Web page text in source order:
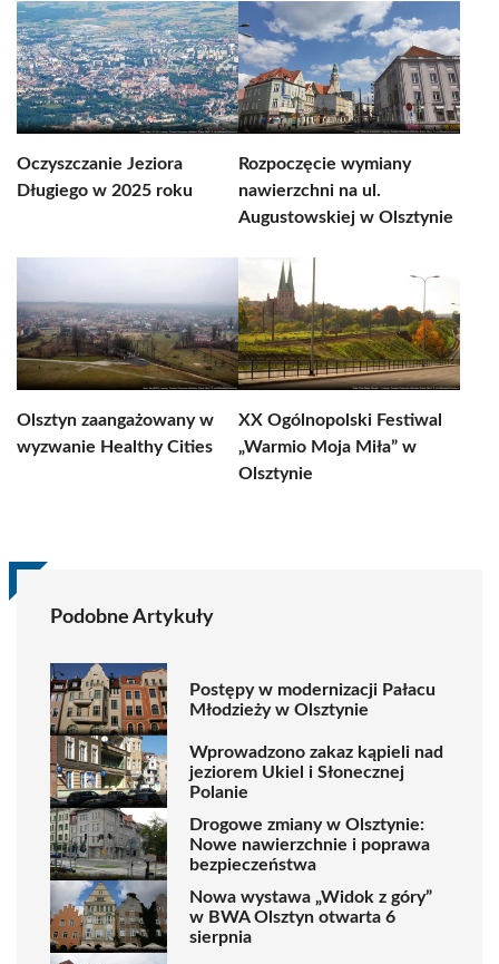
Oczyszczanie Jeziora
Długiego w 2025 roku
Rozpoczęcie wymiany
nawierzchni na ul.
Augustowskiej w Olsztynie
Olsztyn zaangażowany w
wyzwanie Healthy Cities
XX Ogólnopolski Festiwal
„Warmio Moja Miła” w
Olsztynie
Podobne Artykuły
Postępy w modernizacji Pałacu
Młodzieży w Olsztynie
Wprowadzono zakaz kąpieli nad
jeziorem Ukiel i Słonecznej
Polanie
Drogowe zmiany w Olsztynie:
Nowe nawierzchnie i poprawa
bezpieczeństwa
Nowa wystawa „Widok z góry”
w BWA Olsztyn otwarta 6
sierpnia